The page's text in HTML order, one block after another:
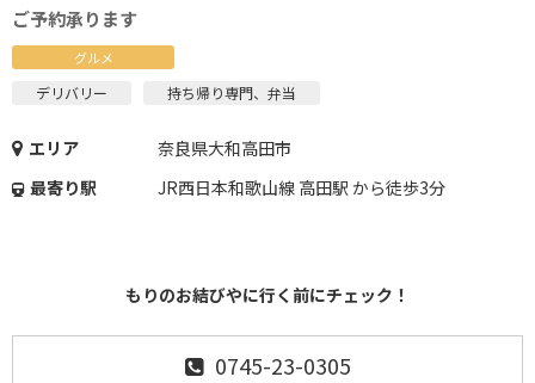
ご予約承ります
グルメ
デリバリー 持ち帰り専門、弁当
エリア
奈良県大和高田市
最寄り駅
JR西日本和歌山線 高田駅 から徒歩3分
もりのお結びやに行く前にチェック！
0745-23-0305